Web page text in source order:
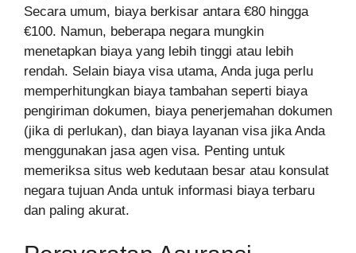
Secara umum, biaya berkisar antara €80 hingga
€100. Namun, beberapa negara mungkin
menetapkan biaya yang lebih tinggi atau lebih
rendah. Selain biaya visa utama, Anda juga perlu
memperhitungkan biaya tambahan seperti biaya
pengiriman dokumen, biaya penerjemahan dokumen
(jika di perlukan), dan biaya layanan visa jika Anda
menggunakan jasa agen visa. Penting untuk
memeriksa situs web kedutaan besar atau konsulat
negara tujuan Anda untuk informasi biaya terbaru
dan paling akurat.